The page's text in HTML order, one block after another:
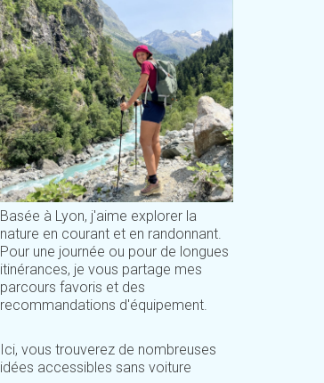
Basée à Lyon, j'aime explorer la
nature en courant et en randonnant.
Pour une journée ou pour de longues
itinérances, je vous partage mes
parcours favoris et des
recommandations d'équipement.
Ici, vous trouverez de nombreuses
idées accessibles sans voiture